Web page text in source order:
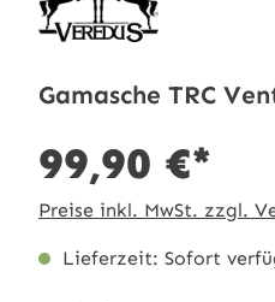
Gamasche TRC
99,90 €*
Preise inkl. MwSt. zzgl.
Lieferzeit: Sofort